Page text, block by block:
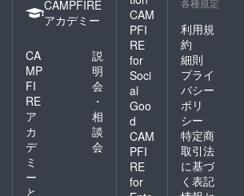
CAMPFIRE
アカデミー
CA
MP
FI
RE
ア
カ
デ
ミ
ー
と
説
明
会
・
相
談
会
CAM
PFI
RE
for
Soci
al
Goo
d
CAM
PFI
RE
for
利用規
約
細則
プライ
バシー
ポリ
シー
特定商
取引法
に基づ
く表記